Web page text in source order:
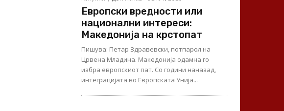
Европски вредности или
национални интереси:
Македонија на крстопат
Пишува: Петар Здравевски, потпарол на
Црвена Младина. Македонија одамна го
избра европскиот пат. Со години наназад,
интеграцијата во Европската Унија...